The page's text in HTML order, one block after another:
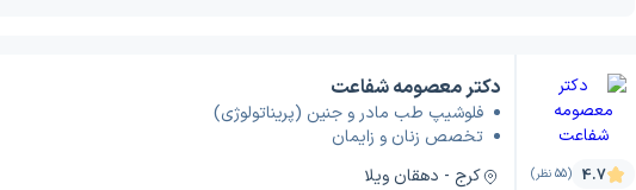
4.7 (55 نظر)
دکتر معصومه شفاعت
فلوشیپ طب مادر و جنین (پریناتولوژی)
تخصص زنان و زایمان
کرج - دهقان ویلا